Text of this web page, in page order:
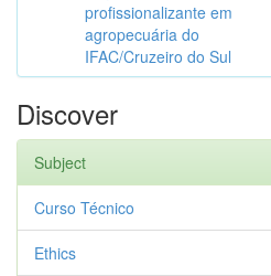
profissionalizante em
agropecuária do
IFAC/Cruzeiro do Sul
Discover
Subject
Curso Técnico
Ethics